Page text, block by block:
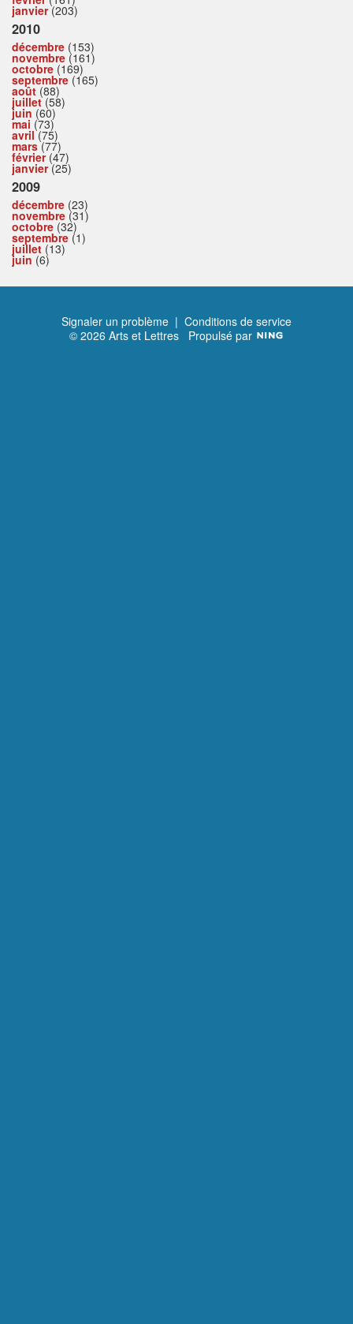
janvier(203)
2010
décembre (153)
novembre (161)
octobre (169)
septembre (165)
août (88)
juillet(58)
juin (60)
mai (73)
avril(75)
mars(77)
février(47)
janvier(25)
2009
décembre (23)
novembre (31)
octobre (32)
septembre (1)
juillet (13)
juin (6)
Signaler un problème | Conditions de service
© 2026 Arts et Lettres Propulsé par